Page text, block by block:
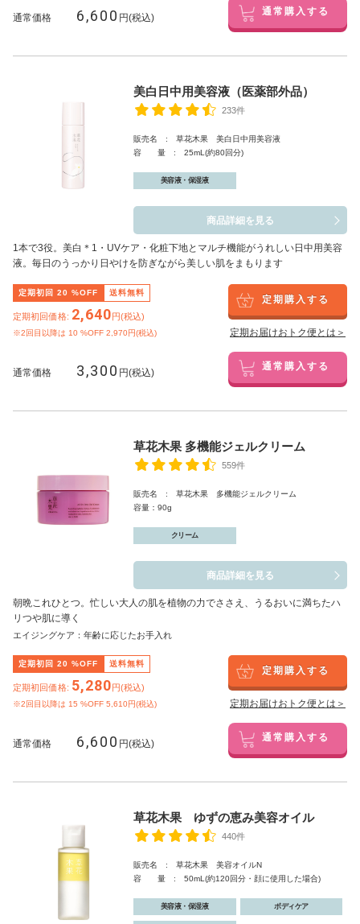
通常価格 6,600 円(税込) 通常購入する
美白日中用美容液（医薬部外品）
233件
販売名 : 草花木果 美白日中用美容液
容 量 : 25mL(約80回分)
美容液・保湿液
商品詳細を見る
1本で3役。美白 ＊1 ・UVケア・化粧下地とマルチ機能がうれしい日中用美容
液。毎日のうっかり日やけを防ぎながら美しい肌をまもります
定期初回 20 %OFF 送料無料
定期初回価格: 2,640円(税込)
※2回目以降は 10 %OFF 2,970円(税込)
定期購入する
定期お届けおトク便とは＞
通常価格 3,300 円(税込) 通常購入する
草花木果 多機能ジェルクリーム
559件
販売名 : 草花木果 多機能ジェルクリーム
容量：90g
クリーム
商品詳細を見る
朝晩これひとつ。忙しい大人の肌を植物の力でささえ、うるおいに満ちたハ
リつや肌に導く
エイジングケア：年齢に応じたお手入れ
定期初回 20 %OFF 送料無料
定期初回価格: 5,280円(税込)
※2回目以降は 15 %OFF 5,610円(税込)
定期購入する
定期お届けおトク便とは＞
通常価格 6,600 円(税込) 通常購入する
草花木果 ゆずの恵み美容オイル
440件
販売名 : 草花木果 美容オイルN
容 量 : 50mL(約120回分・顔に使用した場合)
美容液・保湿液 ボディケア